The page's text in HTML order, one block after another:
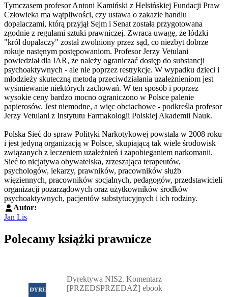
Tymczasem profesor Antoni Kamiński z Helsińskiej Fundacji Praw
Człowieka ma wątpliwości, czy ustawa o zakazie handlu
dopalaczami, którą przyjął Sejm i Senat została przygotowana
zgodnie z regułami sztuki prawniczej. Zwraca uwagę, że łódzki
"król dopalaczy" został zwolniony przez sąd, co niezbyt dobrze
rokuje nastęnym postępowaniom. Profesor Jerzy Vetulani
powiedział dla IAR, że należy ograniczać dostęp do substancji
psychoaktywnych - ale nie poprzez restrykcje. W wypadku dzieci i
młodzieży skuteczną metodą przeciwdziałania uzależnieniom jest
wyśmiewanie niektórych zachowań. W ten sposób i poprzez
wysokie ceny bardzo mocno ograniczono w Polsce palenie
papierosów. Jest niemodne, a więc obciachowe - podkreśla profesor
Jerzy Vetulani z Instytutu Farmakologii Polskiej Akademii Nauk.
Polska Sieć do spraw Polityki Narkotykowej powstała w 2008 roku
i jest jedyną organizacją w Polsce, skupiającą tak wiele środowisk
związanych z leczeniem uzależnień i zapobieganiem narkomanii.
Sieć to nicjatywa obywatelska, zrzeszająca terapeutów,
psychologów, lekarzy, prawników, pracowników służb
więziennych, pracowników socjalnych, pedagogów, przedstawicieli
organizacji pozarządowych oraz użytkowników środków
psychoaktywnych, pacjentów substytucyjnych i ich rodziny.
Autor:
Jan Lis
Polecamy książki prawnicze
Dyrektywa NIS2. Komentarz
[PRZEDSPRZEDAŻ] ebook